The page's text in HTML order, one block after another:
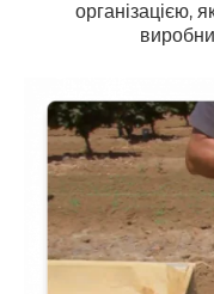
організацією,